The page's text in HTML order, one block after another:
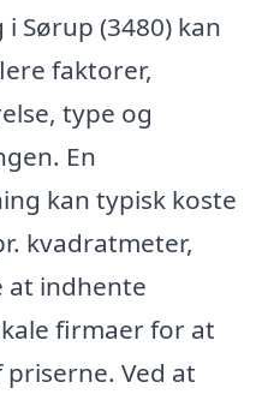
Sørup (3480) kan
faktorer,
type og
En
kan typisk koste
kvadratmeter,
at indhente
firmaer for at
Ved at